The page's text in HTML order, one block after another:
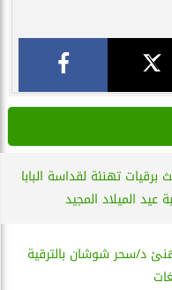
برقيات تهنئة لقداسة البابا
الميلاد المجيد
د/سحر شوشان بالترقية